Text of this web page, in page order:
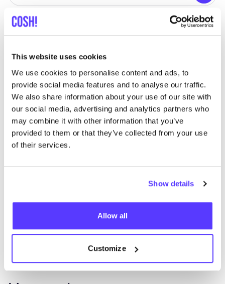
This website uses cookies
We use cookies to personalise content and ads, to
provide social media features and to analyse our traffic.
We also share information about your use of our site with
our social media, advertising and analytics partners who
may combine it with other information that you’ve
provided to them or that they’ve collected from your use
of their services.
Show details
Allow all
Customize
We hebben geen resultaten gevonden voor uw
Toon alle winkels
List Map